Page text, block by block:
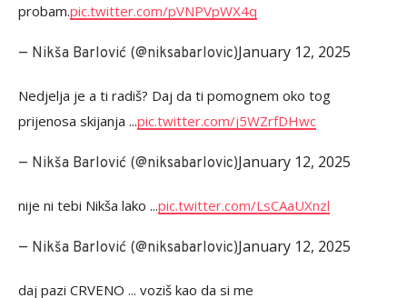
probam.pic.twitter.com/pVNPVpWX4q
— Nikša Barlović (@niksabarlovic)January 12, 2025
Nedjelja je a ti radiš? Daj da ti pomognem oko tog
prijenosa skijanja ...pic.twitter.com/j5WZrfDHwc
— Nikša Barlović (@niksabarlovic)January 12, 2025
nije ni tebi Nikša lako ...pic.twitter.com/LsCAaUXnzl
— Nikša Barlović (@niksabarlovic)January 12, 2025
daj pazi CRVENO ... voziš kao da si me